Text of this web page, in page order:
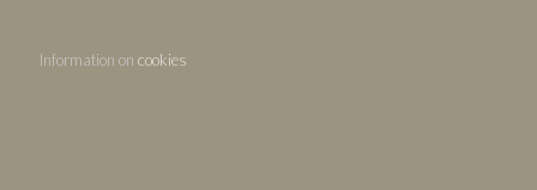
Information on cookies